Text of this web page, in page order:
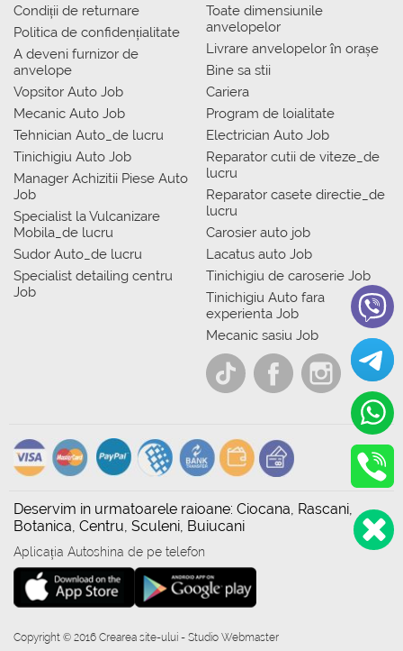
Condiții de returnare
Politica de confidențialitate
A deveni furnizor de
anvelope
Vopsitor Auto Job
Mecanic Auto Job
Tehnician Auto_de lucru
Tinichigiu Auto Job
Manager Achizitii Piese Auto
Job
Specialist la Vulcanizare
Mobila_de lucru
Sudor Auto_de lucru
Specialist detailing centru
Job
Toate dimensiunile
anvelopelor
Livrare anvelopelor în orașe
Bine sa stii
Cariera
Program de loialitate
Electrician Auto Job
Reparator cutii de viteze_de
lucru
Reparator casete directie_de
lucru
Carosier auto job
Lacatus auto Job
Tinichigiu de caroserie Job
Tinichigiu Auto fara
experienta Job
Mecanic sasiu Job
Deservim in urmatoarele raioane: Ciocana, Rascani,
Botanica, Centru, Sculeni, Buiucani
Aplicația Autoshina de pe telefon
Copyright © 2016 Crearea site-ului - Studio Webmaster